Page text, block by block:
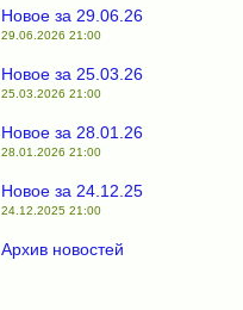
Новое за 29.06.26
29.06.2026 21:00
Новое за 25.03.26
25.03.2026 21:00
Новое за 28.01.26
28.01.2026 21:00
Новое за 24.12.25
24.12.2025 21:00
Архив новостей